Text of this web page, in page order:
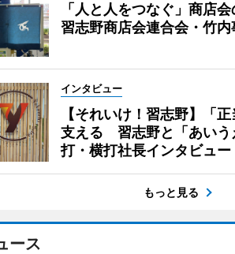
「人と人をつなぐ」商店
習志野商店会連合会・竹
インタビュー
【それいけ！習志野】「
支える 習志野と「あい
打・横打社長インタビュー
もっと見る
ース